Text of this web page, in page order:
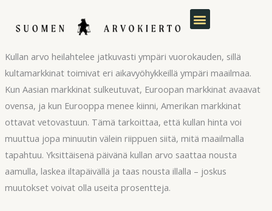
sisältöön
Kullan arvo heilahtelee jatkuvasti ympäri vuorokauden, sillä
kultamarkkinat toimivat eri aikavyöhykkeillä ympäri maailmaa.
Kun Aasian markkinat sulkeutuvat, Euroopan markkinat avaavat
ovensa, ja kun Eurooppa menee kiinni, Amerikan markkinat
ottavat vetovastuun. Tämä tarkoittaa, että kullan hinta voi
muuttua jopa minuutin välein riippuen siitä, mitä maailmalla
tapahtuu. Yksittäisenä päivänä kullan arvo saattaa nousta
aamulla, laskea iltapäivällä ja taas nousta illalla – joskus
muutokset voivat olla useita prosentteja.